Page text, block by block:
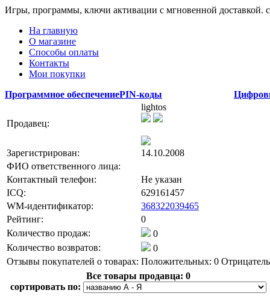
Игры, программы, ключи активации с мгновенной доставкой.
На главную
О магазине
Способы оплаты
Контакты
Мои покупки
Программное обеспечениеPIN-коды
Продавец:
lightos
Зарегистрирован:
14.10.2008
ФИО ответственного лица:
Контактный телефон:
Не указан
ICQ:
629161457
WM-идентификатор:
368322039465
Рейтинг:
0
Количество продаж:
0
Количество возвратов:
0
Отзывы покупателей о товарах: Положительных: 0
Все товары продавца: 0
сортировать по: